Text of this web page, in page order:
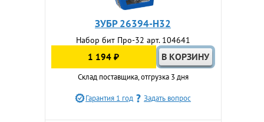
ЗУБР 26394-H32
Набор бит Про-32 арт. 104641
1 194 ₽
Склад поставщика, отгрузка 3 дня
Гарантия 1 год Задать вопрос